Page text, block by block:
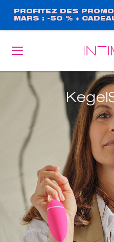
contenu
principal
PROFITEZ DES
MARS : -50 % +